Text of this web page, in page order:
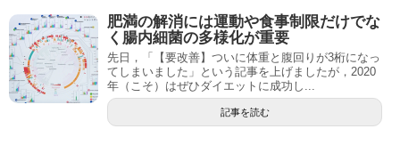
肥満の解消には運動や食事制限だけでな
く腸内細菌の多様化が重要
先日，「【要改善】ついに体重と腹回りが3桁になっ
てしまいました」という記事を上げましたが，2020
年（こそ）はぜひダイエットに成功し...
記事を読む